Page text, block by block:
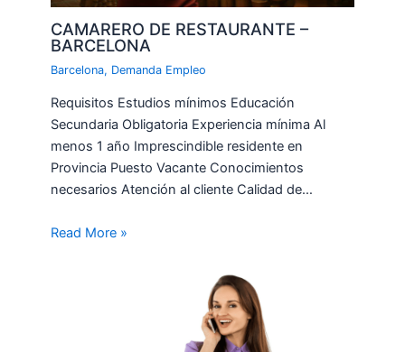
CAMARERO DE RESTAURANTE –
BARCELONA
Barcelona, Demanda Empleo
Requisitos Estudios mínimos Educación
Secundaria Obligatoria Experiencia mínima Al
menos 1 año Imprescindible residente en
Provincia Puesto Vacante Conocimientos
necesarios Atención al cliente Calidad de…
Read More »